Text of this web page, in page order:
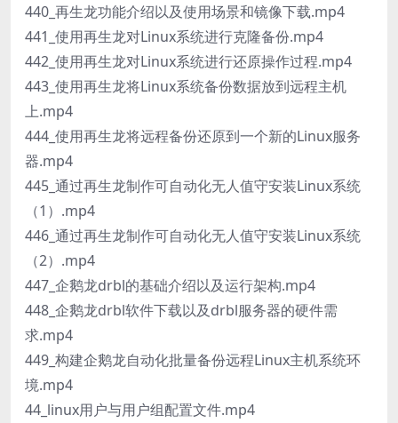
440_再生龙功能介绍以及使用场景和镜像下载.mp4
441_使用再生龙对Linux系统进行克隆备份.mp4
442_使用再生龙对Linux系统进行还原操作过程.mp4
443_使用再生龙将Linux系统备份数据放到远程主机
上.mp4
444_使用再生龙将远程备份还原到一个新的Linux服务
器.mp4
445_通过再生龙制作可自动化无人值守安装Linux系统
（1）.mp4
446_通过再生龙制作可自动化无人值守安装Linux系统
（2）.mp4
447_企鹅龙drbl的基础介绍以及运行架构.mp4
448_企鹅龙drbl软件下载以及drbl服务器的硬件需
求.mp4
449_构建企鹅龙自动化批量备份远程Linux主机系统环
境.mp4
44_linux用户与用户组配置文件.mp4